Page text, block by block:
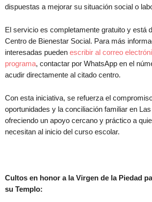
dispuestas a mejorar su situación social o
El servicio es completamente gratuito y está
Centro de Bienestar Social. Para más
interesadas pueden escribir al correo
programa, contactar por WhatsApp en el
acudir directamente al citado centro.
Con esta iniciativa, se refuerza el
oportunidades y la conciliación familiar en
ofreciendo un apoyo cercano y práctico a
necesitan al inicio del curso escolar.
Cultos en honor a la Virgen de la Piedad
su Templo: